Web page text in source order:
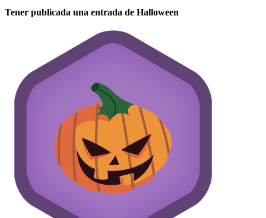
Tener publicada una entrada de Halloween